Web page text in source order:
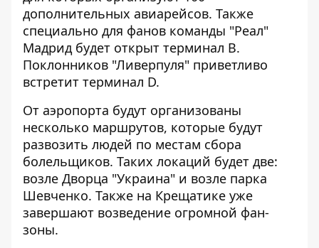
дополнительных авиарейсов. Также
специально для фанов команды "Реал"
Мадрид будет открыт терминал B.
Поклонников "Ливерпуля" приветливо
встретит терминал D.
От аэропорта будут организованы
несколько маршрутов, которые будут
развозить людей по местам сбора
болельщиков. Таких локаций будет две:
возле Дворца "Украина" и возле парка
Шевченко. Также на Крещатике уже
завершают возведение огромной фан-
зоны.